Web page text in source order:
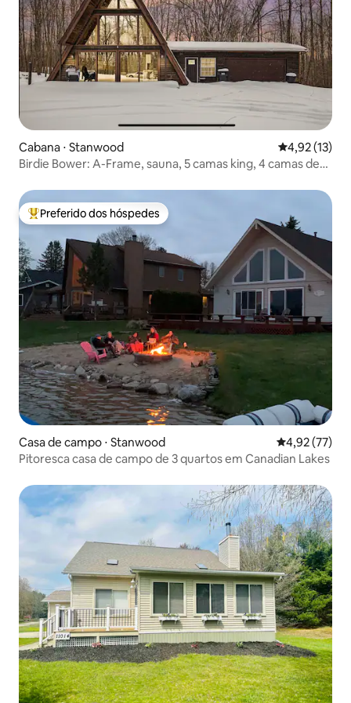
Cabana ⋅ Stanwood 4,92 de uma
4,92 (13)
Birdie Bower: A-Frame, sauna, 5 camas king, 4 camas de
Entre os melhores preferidos dos hóspedes
Preferido dos hóspedes
Casa de campo ⋅ Stanwood 4,92 de uma
4,92 (77)
Pitoresca casa de campo de 3 quartos em Canadian Lakes